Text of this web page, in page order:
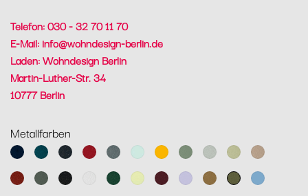
Telefon: 030 - 32 70 11 70
E-Mail: info@wohndesign-berlin.de
Laden: Wohndesign Berlin
Martin-Luther-Str. 34
10777 Berlin
Metallfarben
AbyssblauAcapulcoblau
Anthrazit
Chili Gewittergrau
Gletscherminze
HonigKaktusLehmgrau
LindgrünMuskat
OckerRosmarin
Lakritz Baumwollweiß
Zederngrün
Zitronensorbet
Schwarzkirsche
Marshmallo
Lebkuchen
PestoMaya